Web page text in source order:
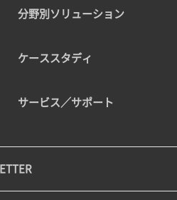
分野別ソリューション
ケーススタディ
サービス／サポート